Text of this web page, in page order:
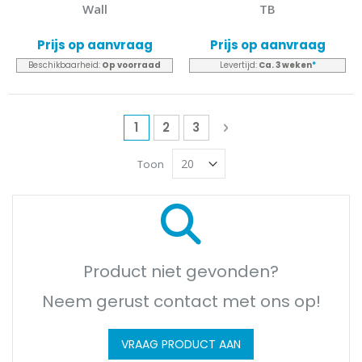
Wall
Prijs op aanvraag
Beschikbaarheid: Op voorraad
TB
Prijs op aanvraag
Levertijd:Ca. 3 weken*
Pagina
U lees momenteel pagina
1 Pagina
2 Pagina
3 Pagina
Volgende
Toon
Product niet gevonden?
Neem gerust contact met ons op!
VRAAG PRODUCT AAN